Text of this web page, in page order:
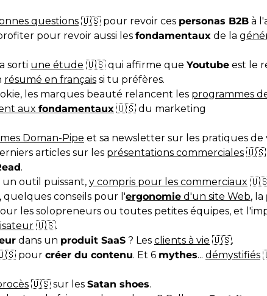
questions 🇺🇸 pour revoir ces personas B2B à
pour revoir aussi les fondamentaux de la
a sorti une étude 🇺🇸 qui affirme que Youtube est le
résumé en français si tu préfères.
les marques beauté relancent les programmes
aux fondamentaux 🇺🇸 du marketing
Doman-Pipe et sa newsletter sur les pratiques de
articles sur les présentations commerciales 🇺🇸
.
un outil puissant, y compris pour les commerciaux
, quelques conseils pour l'ergonomie d'un site Web, la
les solopreneurs ou toutes petites équipes, et
🇺🇸.
dans un produit SaaS ? Les clients à vie 🇺🇸.
pour créer du contenu. Et 6 mythes... démystifiés
🇺🇸 sur les Satan shoes.